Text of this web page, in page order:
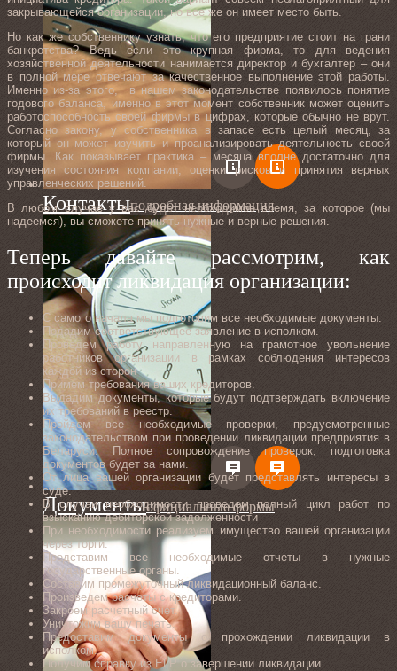
Контактыподробная информация
Документыофициальные формы
закрывающейся организации, но все же он имеет место быть.
Но как же собственнику узнать, что его предприятие стоит на грани
банкротства? Ведь если это крупная фирма, то для ведения
хозяйственной деятельности нанимается директор и бухгалтер – они
в полной мере отвечают за качественное выполнение этой работы.
Именно из-за этого, в нашем законодательстве появилось понятие
годового баланса, именно в этот момент собственник может оценить
работоспособность своей фирмы в цифрах, которые обычно не врут.
Согласно закону, у собственника в запасе есть целый месяц, за
который он может изучить и проанализировать деятельность своей
фирмы. Как показывает практика – месяца вполне достаточно для
изучения состояния компании, оценки рисков и принятия верных
управленческих решений.
В любом случае у вас будет необходимое время, за которое (мы
надеемся), вы сможете принять нужные и верные решения.
Теперь давайте рассмотрим, как
происходит ликвидация организации:
С самого начала мы подготовим все необходимые документы.
Подадим соответствующее заявление в исполком.
Проведем работу направленную на грамотное увольнение
работников организации в рамках соблюдения интересов
каждой из сторон
Примем требования ваших кредиторов.
Выдадим документы, которые будут подтверждать включение
их требований в реестр.
Пройдем все необходимые проверки, предусмотренные
законодательством при проведении ликвидации предприятия в
Беларуси. Полное сопровождение проверок, подготовка
документов будет за нами.
От лица вашей организации будет представлять интересы в
суде.
В случаи необходимости проведем полный цикл работ по
взысканию дебиторской задолженности
При необходимости реализуем имущество вашей организации
через торги.
Представим все необходимые отчеты в нужные
государственные органы.
Составим промежуточный ликвидационный баланс.
Произведем расчеты с кредиторами.
Закроем расчетный счет.
Уничтожим вашу печать.
Предоставим документы о прохождении ликвидации в
исполком.
Получим справку из ЕГР о завершении ликвидации.